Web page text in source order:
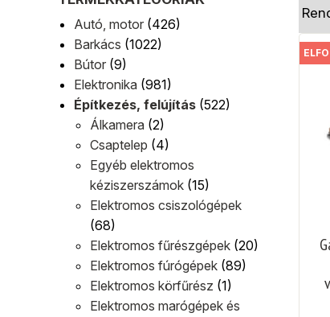
Autó, motor (426)
Barkács (1022)
Bútor (9)
Elektronika (981)
Építkezés, felújítás (522)
Álkamera (2)
Csaptelep (4)
Egyéb elektromos
kéziszerszámok (15)
Elektromos csiszológépek
(68)
Elektromos fűrészgépek (20)
Elektromos fúrógépek (89)
Elektromos körfűrész (1)
Elektromos marógépek és